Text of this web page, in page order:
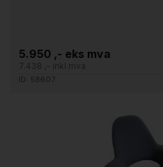
5.950 ,- eks mva
7.438 ,- inkl mva
ID: 58607